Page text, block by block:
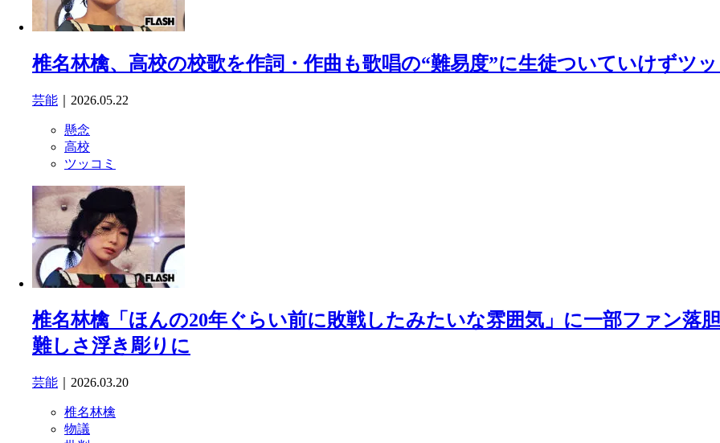
椎名林檎、高校の校歌を作詞・作曲も歌唱の“難易度”に生徒ついていけずツ
芸能 ｜2026.05.22
懸念
高校
ツッコミ
椎名林檎「ほんの20年ぐらい前に敗戦したみたいな雰囲気」に一部ファン落
難しさ浮き彫りに
芸能 ｜2026.03.20
椎名林檎
物議